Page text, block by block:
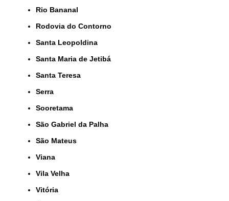
Rio Bananal
Rodovia do Contorno
Santa Leopoldina
Santa Maria de Jetibá
Santa Teresa
Serra
Sooretama
São Gabriel da Palha
São Mateus
Viana
Vila Velha
Vitória